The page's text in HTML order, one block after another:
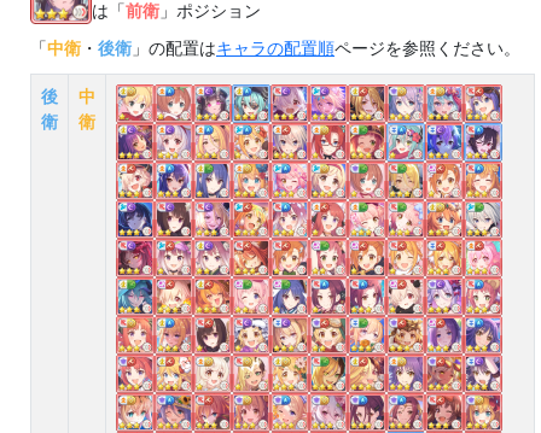
は「 前衛 」ポジション
「 中衛 ・ 後衛 」の配置はキャラの配置順ページを参照ください。
後
衛
中
衛